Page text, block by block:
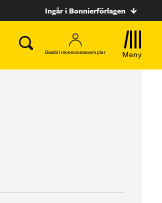
Ingår i Bonnierförlagen
Beställ recensionsexemplar Meny